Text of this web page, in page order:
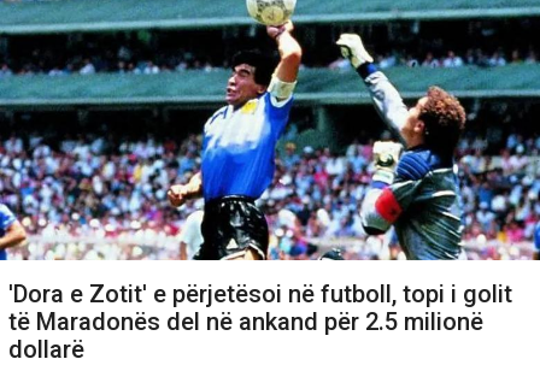
'Dora e Zotit' e përjetësoi në futboll, topi i golit
të Maradonës del në ankand për 2.5 milionë
dollarë